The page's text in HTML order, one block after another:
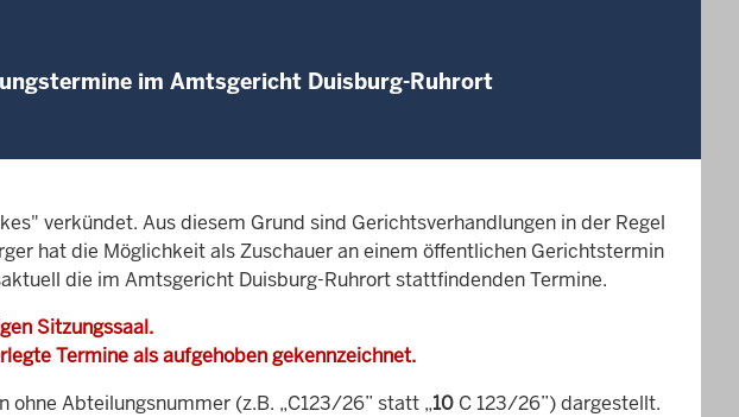
im Amtsgericht Duisburg-Ruhrort
verkündet. Aus diesem Grund sind Gerichtsverhandlungen in der Regel
hat die Möglichkeit als Zuschauer an einem öffentlichen Gerichtstermin
die im Amtsgericht Duisburg-Ruhrort stattfindenden Termine.
Sitzungssaal.
Termine als aufgehoben gekennzeichnet.
Abteilungsnummer (z.B. „C123/26” statt „10 C 123/26”) dargestellt.